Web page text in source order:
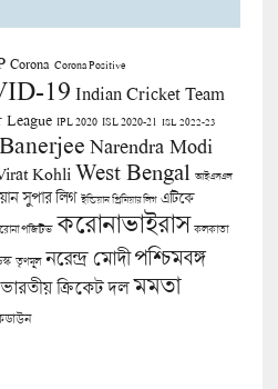
Corona Corona Positive
19 Indian Cricket Team
League IPL 2020 ISL 2020-21 ISL 2022-23
Narendra Modi
Kohli West Bengal আইএসএল
সুপার লিগ ইন্ডিয়ান প্রিমিয়ার লিগ এটিকে
পজিটিভ করোনাভাইরাস কলকাতা
তৃণমূল নরেন্দ্র মোদী পশ্চিমবঙ্গ
ভারতীয় ক্রিকেট দল মমতা